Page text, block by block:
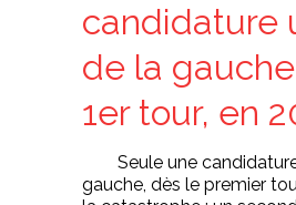
candidature
de la
1er tour, en
Seule une
gauche, dès le premier